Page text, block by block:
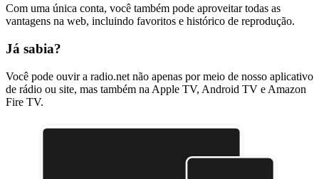
Com uma única conta, você também pode aproveitar todas as
vantagens na web, incluindo favoritos e histórico de reprodução.
Já sabia?
Você pode ouvir a radio.net não apenas por meio de nosso aplicativo
de rádio ou site, mas também na Apple TV, Android TV e Amazon
Fire TV.